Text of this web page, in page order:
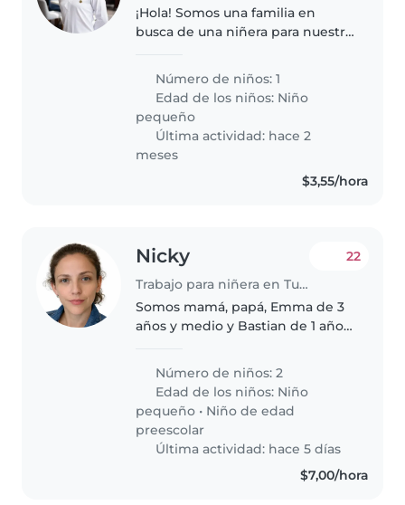
¡Hola! Somos una familia en
busca de una niñera para nuestra
energética, juguetona y
habladora. Nos encantaría
encontrar a alguien que pueda
cuidarlo..
Número de niños: 1
Edad de los niños: Niño
pequeño
Última actividad: hace 2
meses
$3,55/hora
Nicky
Trabajo para niñera en Tumbaco
22
Somos mamá, papá, Emma de 3
años y medio y Bastian de 1 año
pequeño, somos alegres y nos
gusta mucho compartir con
nuestros pequeños, buscamos a
alguien..
Número de niños: 2
Edad de los niños: Niño
pequeño • Niño de edad
preescolar
Última actividad: hace 5 días
$7,00/hora